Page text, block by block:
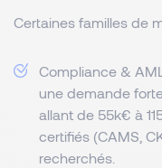
Certaines familles de
Compliance &
une demande
allant de 55k€ à
certifiés (CAMS,
recherchés.